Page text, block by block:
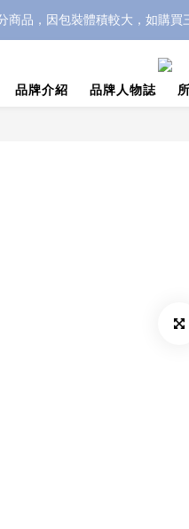
浮水太陽眼鏡🌊 全
品，因包裝體積較大，如購買
浮水太陽眼鏡🌊 全面
品牌介紹 品牌人物誌